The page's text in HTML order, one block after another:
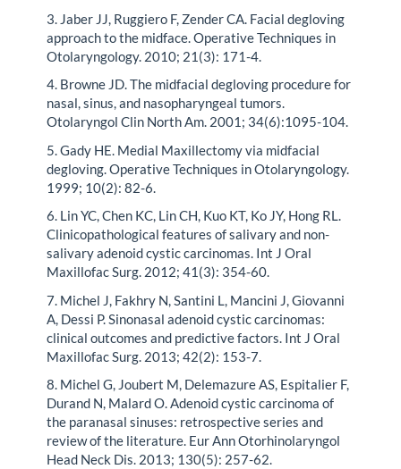
3. Jaber JJ, Ruggiero F, Zender CA. Facial degloving
approach to the midface. Operative Techniques in
Otolaryngology. 2010; 21(3): 171-4.
4. Browne JD. The midfacial degloving procedure for
nasal, sinus, and nasopharyngeal tumors.
Otolaryngol Clin North Am. 2001; 34(6):1095-104.
5. Gady HE. Medial Maxillectomy via midfacial
degloving. Operative Techniques in Otolaryngology.
1999; 10(2): 82-6.
6. Lin YC, Chen KC, Lin CH, Kuo KT, Ko JY, Hong RL.
Clinicopathological features of salivary and non-
salivary adenoid cystic carcinomas. Int J Oral
Maxillofac Surg. 2012; 41(3): 354-60.
7. Michel J, Fakhry N, Santini L, Mancini J, Giovanni
A, Dessi P. Sinonasal adenoid cystic carcinomas:
clinical outcomes and predictive factors. Int J Oral
Maxillofac Surg. 2013; 42(2): 153-7.
8. Michel G, Joubert M, Delemazure AS, Espitalier F,
Durand N, Malard O. Adenoid cystic carcinoma of
the paranasal sinuses: retrospective series and
review of the literature. Eur Ann Otorhinolaryngol
Head Neck Dis. 2013; 130(5): 257-62.